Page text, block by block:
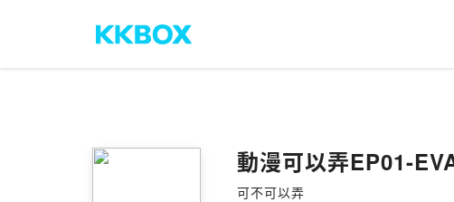
動漫可以弄EP01-
可不可以弄